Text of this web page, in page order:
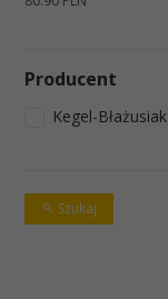
Producent
Kegel-Błażusiak
Szukaj